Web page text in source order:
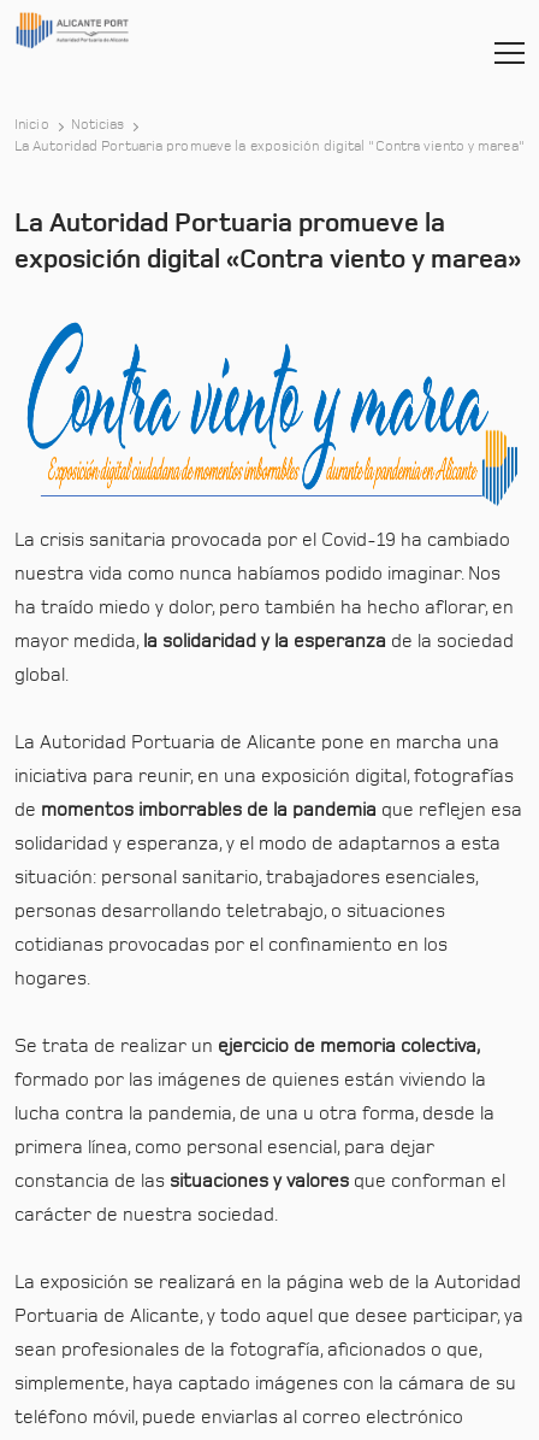
Inicio
Noticias
La Autoridad Portuaria promueve la exposición digital "Contra viento y marea"
La Autoridad Portuaria promueve la
exposición digital «Contra viento y marea»
La crisis sanitaria provocada por el Covid-19 ha cambiado
nuestra vida como nunca habíamos podido imaginar. Nos
ha traído miedo y dolor, pero también ha hecho aflorar, en
mayor medida, la solidaridad y la esperanza de la sociedad
global.
La Autoridad Portuaria de Alicante pone en marcha una
iniciativa para reunir, en una exposición digital, fotografías
de momentos imborrables de la pandemia que reflejen esa
solidaridad y esperanza, y el modo de adaptarnos a esta
situación: personal sanitario, trabajadores esenciales,
personas desarrollando teletrabajo, o situaciones
cotidianas provocadas por el confinamiento en los
hogares.
Se trata de realizar un ejercicio de memoria colectiva,
formado por las imágenes de quienes están viviendo la
lucha contra la pandemia, de una u otra forma, desde la
primera línea, como personal esencial, para dejar
constancia de las situaciones y valores que conforman el
carácter de nuestra sociedad.
La exposición se realizará en la página web de la Autoridad
Portuaria de Alicante, y todo aquel que desee participar, ya
sean profesionales de la fotografía, aficionados o que,
simplemente, haya captado imágenes con la cámara de su
teléfono móvil, puede enviarlas al correo electrónico